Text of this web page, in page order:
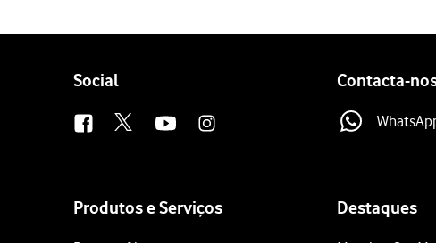
Follow
Social Contacta-
Produtos e Serviços Destaques